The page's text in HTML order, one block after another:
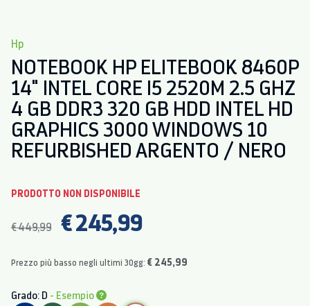
Hp
NOTEBOOK HP ELITEBOOK 8460P
14" INTEL CORE I5 2520M 2.5 GHZ
4 GB DDR3 320 GB HDD INTEL HD
GRAPHICS 3000 WINDOWS 10
REFURBISHED ARGENTO / NERO
PRODOTTO NON DISPONIBILE
€ 449,99 € 245,99
Prezzo più basso negli ultimi 30gg: € 245,99
Grado: D - Esempio